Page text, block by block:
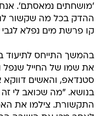
'מושחתים נמאסתם'.
ההדק בכל מה שקשור
קו פרשת מים נפלא
בהמשך התייחס לתיעוד
את שמו של החייל שנפל
סטנדאפ, והאשים דווקא
בנושא. "מה שכואב לי זה
התקשורת. צילמו את